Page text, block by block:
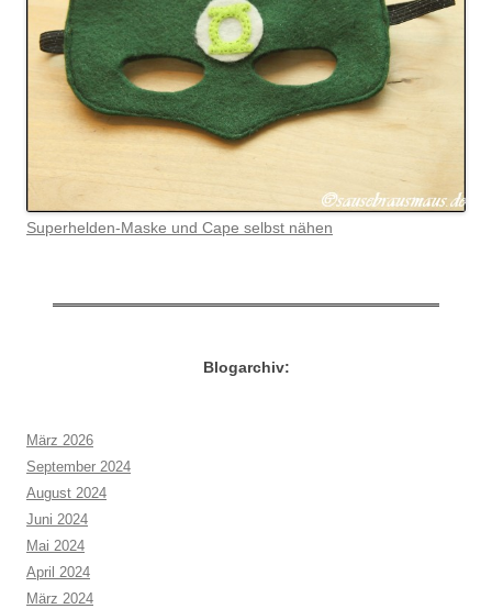
Superhelden-Maske und Cape selbst nähen
Blogarchiv:
März 2026
September 2024
August 2024
Juni 2024
Mai 2024
April 2024
März 2024